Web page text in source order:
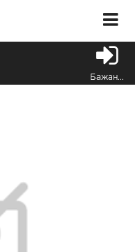
Бажання